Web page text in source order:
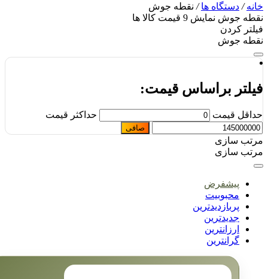
/دستگاه ها /نقطه جوش
جوشنمایش 9 قیمت کالا ها
کردن
جوش
براساس قیمت:
قیمت حداكثر قيمت
صافی
سازی
سازی
پیشفرض
محبوبیت
پربازدیدترین
جدیدترین
ارزانترین
گرانترین